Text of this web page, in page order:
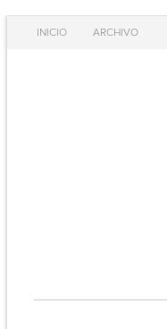
INICIO ARCHIVO